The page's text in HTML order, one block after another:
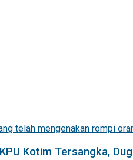
Kotim Tersangka,